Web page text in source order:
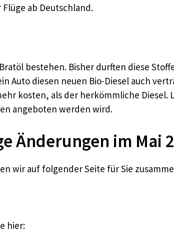
ab Deutschland.
bestehen. Bisher durften diese
diesen neuen Bio-Diesel auch
kosten, als der herkömmliche Diesel.
angeboten werden wird.
Änderungen im Mai
wir auf folgender Seite für Sie
hier: